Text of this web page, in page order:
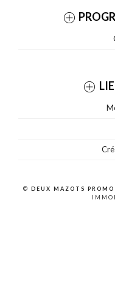
© DEUX MAZOTS